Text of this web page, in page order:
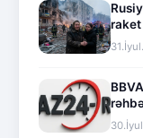
raket